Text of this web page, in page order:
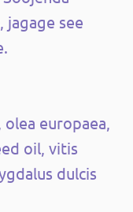
jagage see
europaea,
oil, vitis
dulcis